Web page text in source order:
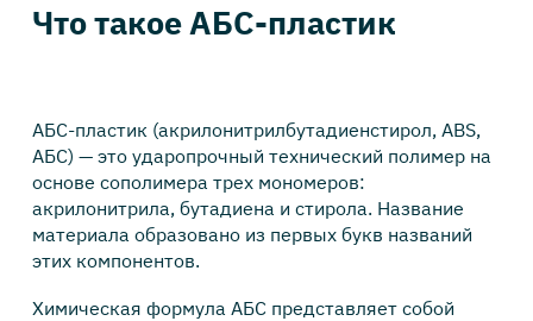
Что такое АБС-пластик
АБС-пластик (акрилонитрилбутадиенстирол, ABS,
АБС) — это ударопрочный технический полимер на
основе сополимера трех мономеров:
акрилонитрила, бутадиена и стирола. Название
материала образовано из первых букв названий
этих компонентов.
Химическая формула АБС представляет собой